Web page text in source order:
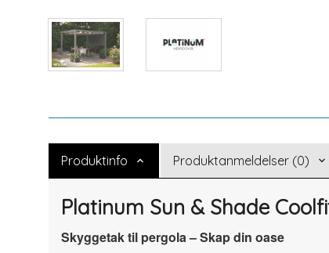
Produktinfo Produktanmeldelser (0)
Platinum Sun & Shade
Skyggetak til pergola – Skap din oase